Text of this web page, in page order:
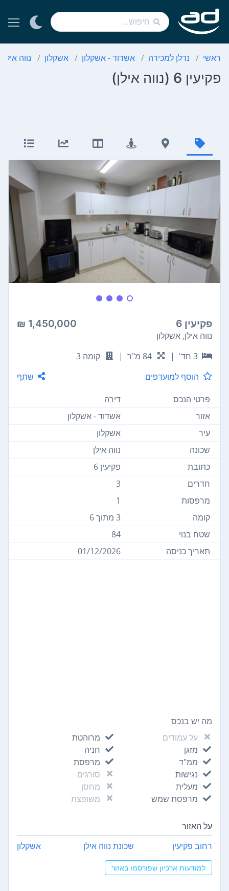
ראשי נדלן למכירה אשדוד - אשקלון אשקלון נווה אילן
פקיעין 6 (נווה אילן)
פקיעין 6 1,450,000 ₪
נווה אילן, אשקלון
3 חד'
| 84 מ"ר |
קומה 3
הוסף למועדפים
שתף
פרטי הנכס
דירה
אזור
אשדוד - אשקלון
עיר
אשקלון
שכונה
נווה אילן
כתובת
פקיעין 6
חדרים
3
מרפסות
1
קומה
3 מתוך 6
שטח בנוי
84
תאריך כניסה
01/12/2026
מה יש בנכס
על עמודים
מרוהטת
מזגן
חניה
ממ"ד
מרפסת
נגישות
סורגים
מעלית
מחסן
מרפסת שמש
משופצת
על האזור
רחוב פקיעין שכונת נווה אילן אשקלון
למודעות ארכיון שפורסמו באזור